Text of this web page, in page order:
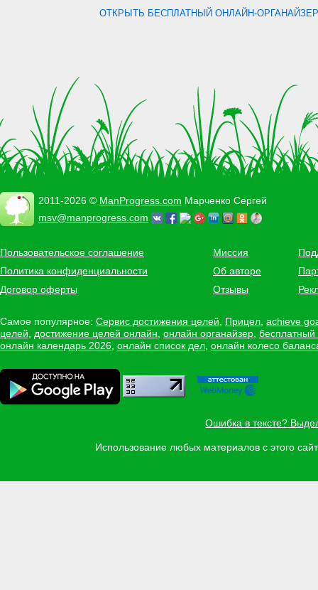
ОТКРЫТЬ БЕСПЛАТНЫЙ ОНЛАЙН-
2011-2026 © ManProgress.com Марченко Сергей
msv@manprogress.com
Пользовательское соглашение
Политика конфиденциальности
Договор оферты
Миссия
Об авторе
Отзывы
Самое популярное: Сервис достижения целей Прицел achieve
целей
достижение целей онлайн онлайн органайзер
онлайн календарь 2026 онлайн список дел онлайн колесо
Ошибка в тексте?
Использование любых материалов с этого
Задать вопрос